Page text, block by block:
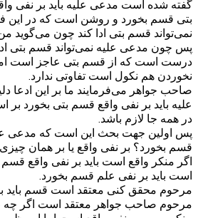
گفته شده است مدعی علیه باید بر نفی
بتی قسم بخورد و روشن است که در
نمی‌تواند قسم بتی ادا کند چون می‌گوید
پس چون مدعی علیه نمی‌تواند قسم بتی
درست است که از قسم بتی عاجز است
نخوردن هم نکول است تفاوتی ندارد.
صاحب جواهر می‌فرمایند ما بر این ادعا
علیه باید بر نفی واقع قسم بتی بخورد
در همه جا لازم باشد.
پس اولین جهت بحث این است که مدعی
قسم بخورد؟ بر نفی واقع یا بر همان
اگر منکر واقع است باید بر نفی واقع
است باید بر نفی علم قسم بخورد.
مرحوم محقق کنی معتقد است قسم باید
مرحوم صاحب جواهر معتقد است اگر چه